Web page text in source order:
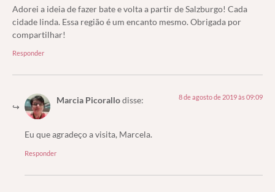
Adorei a ideia de fazer bate e volta a partir de Salzburgo! Cada
cidade linda. Essa região é um encanto mesmo. Obrigada por
compartilhar!
Responder
Marcia Picorallodisse: 8 de agosto de 2019 às 09:09
Eu que agradeço a visita, Marcela.
Responder